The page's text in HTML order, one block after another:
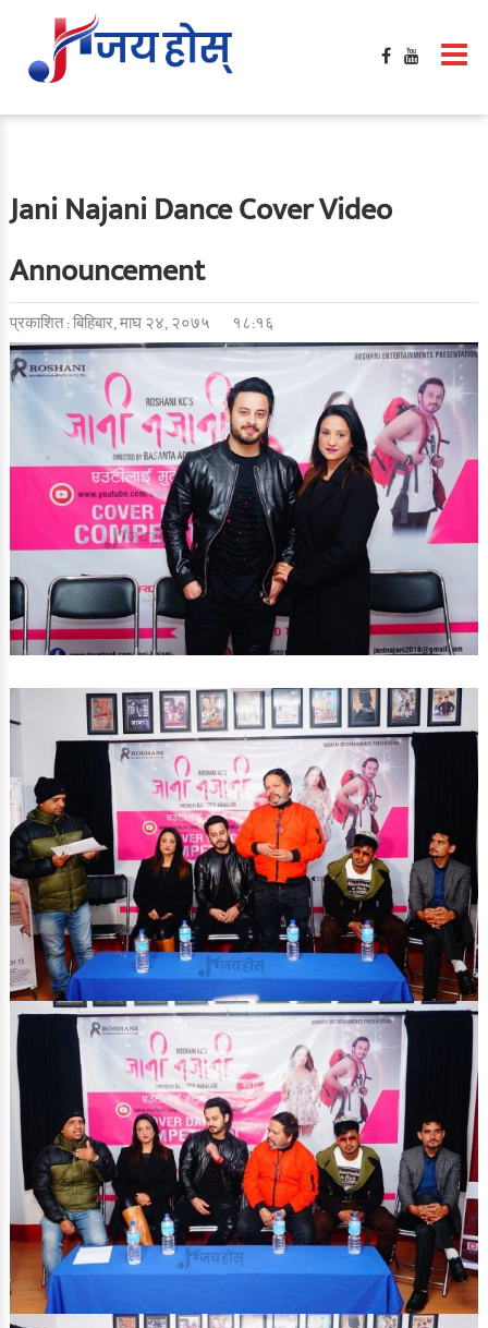
Jani Najani Dance Cover Video
Announcement
प्रकाशित : बिहिबार, माघ २४, २०७५ १८:१६